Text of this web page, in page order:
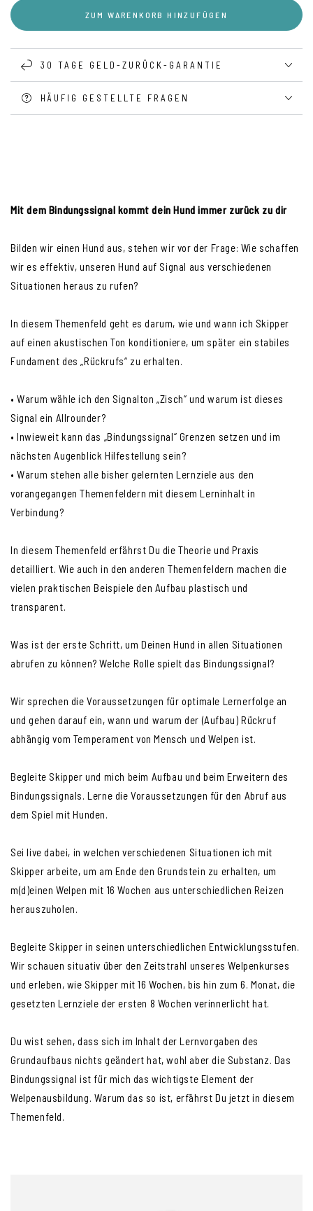
Mit
dem
Bindungssignal
kommt
Menge
Mit
dem
Bindungssignal
kommt
ZUM WARENKORB HINZUFÜGEN
30 TAGE GELD-ZURÜCK-GARANTIE
HÄUFIG GESTELLTE FRAGEN
Mit dem Bindungssignal kommt dein Hund immer zurück zu dir
Bilden wir einen Hund aus, stehen wir vor der Frage: Wie schaffen
wir es effektiv, unseren Hund auf Signal aus verschiedenen
Situationen heraus zu rufen?
In diesem Themenfeld geht es darum, wie und wann ich Skipper
auf einen akustischen Ton konditioniere, um später ein stabiles
Fundament des „Rückrufs“ zu erhalten.
• Warum wähle ich den Signalton „Zisch“ und warum ist dieses
Signal ein Allrounder?
• Inwieweit kann das „Bindungssignal“ Grenzen setzen und im
nächsten Augenblick Hilfestellung sein?
• Warum stehen alle bisher gelernten Lernziele aus den
vorangegangen Themenfeldern mit diesem Lerninhalt in
Verbindung?
In diesem Themenfeld erfährst Du die Theorie und Praxis
detailliert. Wie auch in den anderen Themenfeldern machen die
vielen praktischen Beispiele den Aufbau plastisch und
transparent.
Was ist der erste Schritt, um Deinen Hund in allen Situationen
abrufen zu können? Welche Rolle spielt das Bindungssignal?
Wir sprechen die Voraussetzungen für optimale Lernerfolge an
und gehen darauf ein, wann und warum der (Aufbau) Rückruf
abhängig vom Temperament von Mensch und Welpen ist.
Begleite Skipper und mich beim Aufbau und beim Erweitern des
Bindungssignals. Lerne die Voraussetzungen für den Abruf aus
dem Spiel mit Hunden.
Sei live dabei, in welchen verschiedenen Situationen ich mit
Skipper arbeite, um am Ende den Grundstein zu erhalten, um
m(d)einen Welpen mit 16 Wochen aus unterschiedlichen Reizen
herauszuholen.
Begleite Skipper in seinen unterschiedlichen Entwicklungsstufen.
Wir schauen situativ über den Zeitstrahl unseres Welpenkurses
und erleben, wie Skipper mit 16 Wochen, bis hin zum 6. Monat, die
gesetzten Lernziele der ersten 8 Wochen verinnerlicht hat.
Du wist sehen, dass sich im Inhalt der Lernvorgaben des
Grundaufbaus nichts geändert hat, wohl aber die Substanz. Das
Bindungssignal ist für mich das wichtigste Element der
Welpenausbildung. Warum das so ist, erfährst Du jetzt in diesem
Themenfeld.